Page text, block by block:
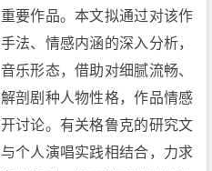
要作品。本文拟通过对该作
法、情感内涵的深入分析，
乐形态，借助对细腻流畅、
剖剧种人物性格，作品情感
讨论。有关格鲁克的研究文
个人演唱实践相结合，力求